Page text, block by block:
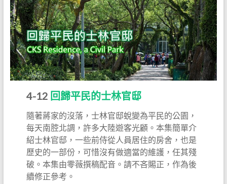
4-12 回歸平民的士林官邸
隨著蔣家的沒落，士林官邸蛻變為平民的公園，
每天南腔北調，許多大陸遊客光顧。本集簡單介
紹士林官邸，一些前侍從人員居住的房舍，也是
歷史的一部份，可惜沒有做適當的維護，任其殘
破。本集由零薇撰稿配音。請不吝賜正，作為後
續修正參考。